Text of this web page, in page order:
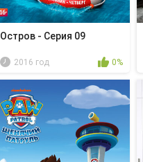
Остров - Серия 09
2016 год 0%